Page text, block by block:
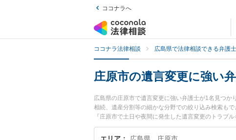
ココナラへ
ココナラ法律相談 広島県で法律相談できる弁護士
庄原市の遺言変更に強い
広島県の庄原市で遺言変更に強い弁護士が1名見つ
相続、遺産分割等の細かな分野での絞り込み検索も
『庄原市で土日や夜間に発生した遺言変更のトラブ
変更を法律相談できる庄原市内の弁護士に相談予約